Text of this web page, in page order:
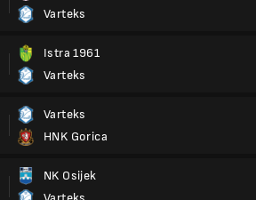
Varteks
Istra 1961
Varteks
Varteks
HNK Gorica
NK Osijek